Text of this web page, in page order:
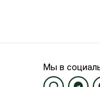
Мы в